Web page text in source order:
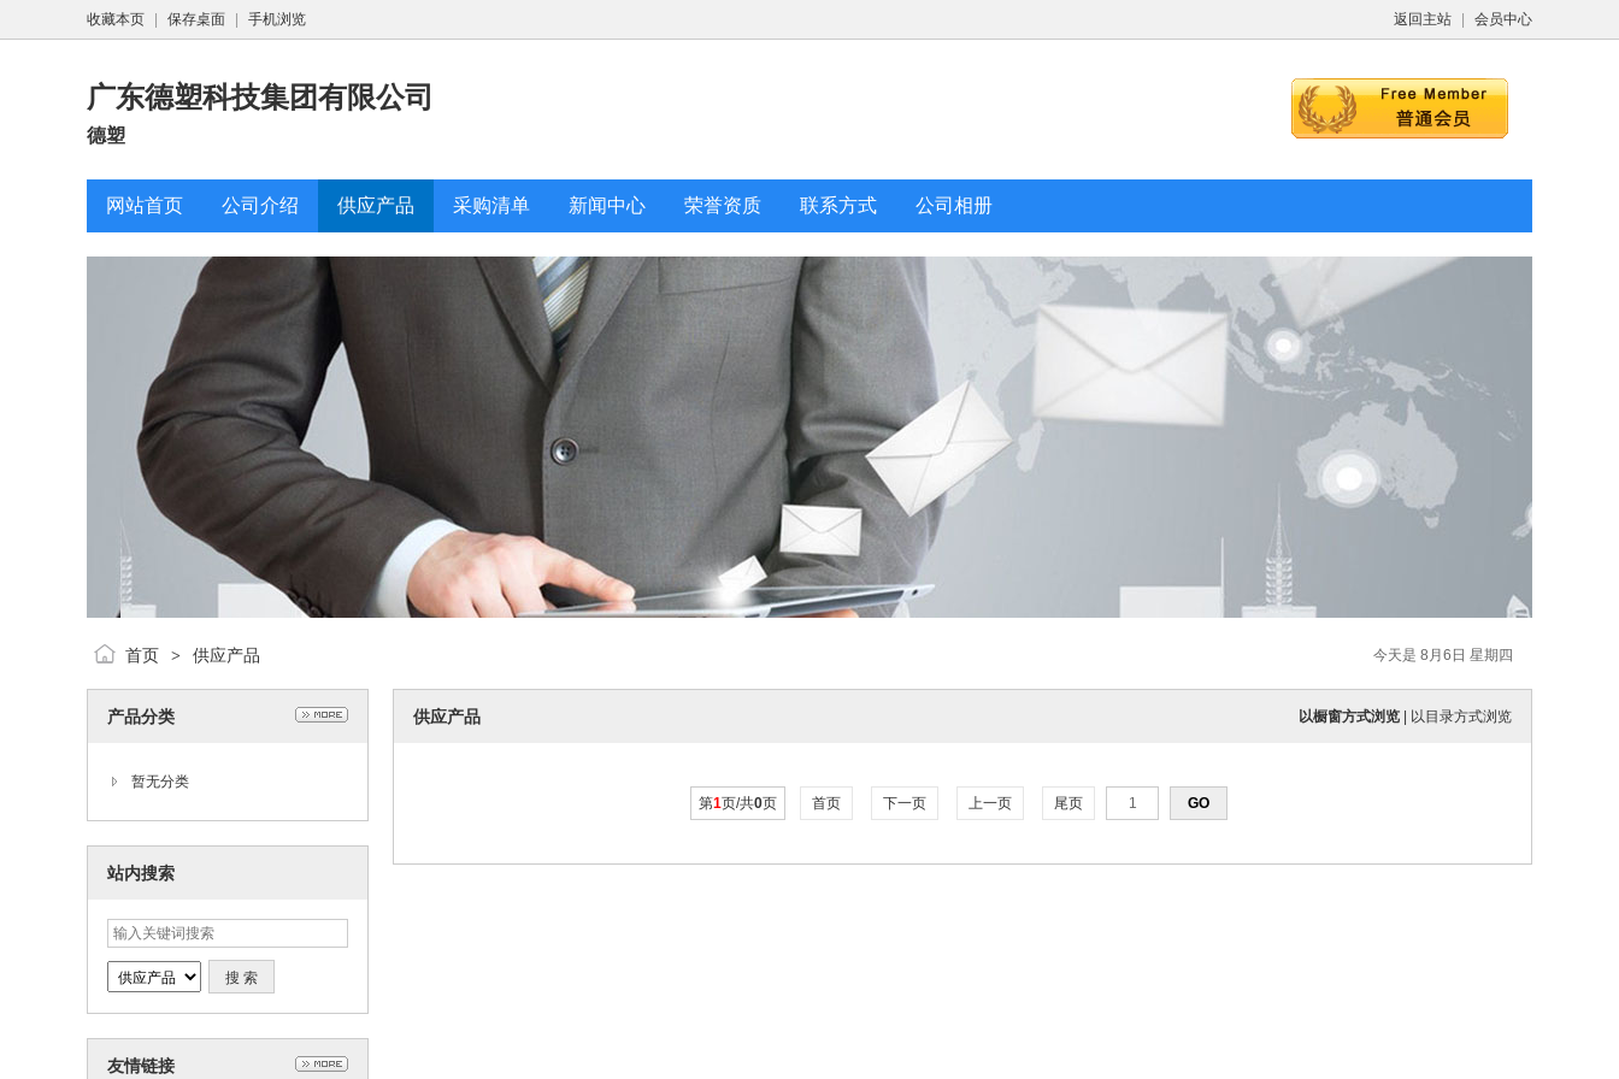
返回主站 会员中心
收藏本页 保存桌面 手机浏览
广东德塑科技集团有限公司
德塑
网站首页 公司介绍 供应产品 采购清单 新闻中心 荣誉资质 联系方式 公司相册
今天是 8月6日 星期四
首页 > 供应产品
产品分类
暂无分类
站内搜索
友情链接
以橱窗方式浏览 以目录方式浏览
供应产品
第1页/共0页 首页 下一页 上一页 尾页